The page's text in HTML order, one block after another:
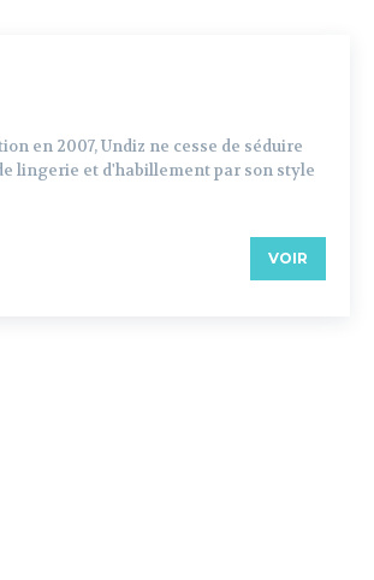
en 2007, Undiz ne cesse de séduire
lingerie et d'habillement par son style
VOIR